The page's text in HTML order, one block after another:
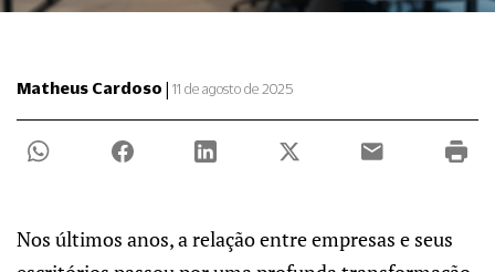
Matheus Cardoso | 11 de agosto de 2025
Nos últimos anos, a relação entre empresas e seus